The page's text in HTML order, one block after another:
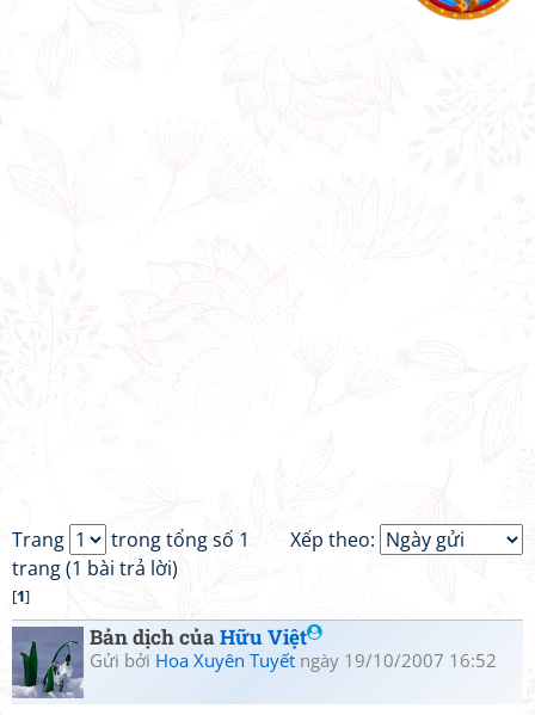
Xếp theo:
Trang
trong tổng số 1
trang (1 bài trả lời)
[1]
Bản dịch củaHữu Việt
Gửi bởi Hoa Xuyên Tuyết ngày 19/10/2007 16:52